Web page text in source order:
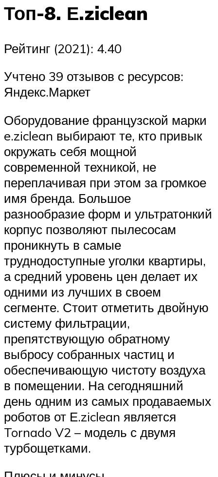
Топ-8. Е.ziclean
Рейтинг (2021): 4.40
Учтено 39 отзывов с ресурсов:
Яндекс.Маркет
Оборудование французской марки
e.ziclean выбирают те, кто привык
окружать себя мощной
современной техникой, не
переплачивая при этом за громкое
имя бренда. Большое
разнообразие форм и ультратонкий
корпус позволяют пылесосам
проникнуть в самые
труднодоступные уголки квартиры,
а средний уровень цен делает их
одними из лучших в своем
сегменте. Стоит отметить двойную
систему фильтрации,
препятствующую обратному
выбросу собранных частиц и
обеспечивающую чистоту воздуха
в помещении. На сегодняшний
день одним из самых продаваемых
роботов от Е.ziclean является
Tornado V2 – модель с двумя
турбощетками.